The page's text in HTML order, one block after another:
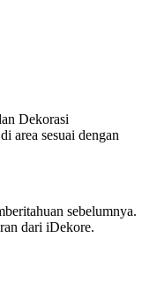
Dekorasi
area sesuai dengan
sebelumnya.
dari iDekore.